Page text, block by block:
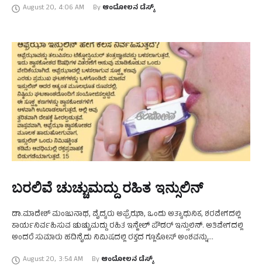
ಗಿರುವುದರಿಂದ …
August 20, 4:06 AM By ಆಂದೋಲನ ಡೆಸ್ಕ್
ಬರಲಿವೆ ಚುಚ್ಚುಮದ್ದು ರಹಿತ ಇನ್ಸುಲಿನ್
ಡಾ.ಮಾದೇಶ್ ಮಂಜುನಾಥ, ವೈದ್ಯರು ಅಫ್ರೆಝಾ, ಒಂದು ಅತ್ಯಾಧುನಿಕ, ಶರವೇಗದಲ್ಲಿ
ಕಾರ್ಯನಿರ್ವಹಿಸುವ ಚುಚ್ಚುಮದ್ದು ರಹಿತ ಇನ್ಹೇಲ್ ಪೌಡರ್ ಇನ್ಸುಲಿನ್. ಅತಿವೇಗದಲ್ಲಿ
ಅಂದರೆ ಸುಮಾರು ಹದಿನೈದು ನಿಮಿಷದಲ್ಲಿ ರಕ್ತದ ಗ್ಲೂಕೋಸ್ ಅಂಶವನ್ನು
ಉಸಿರಿನ ಮುಖಾಂತರ ಪುಡಿಯ …
August 20, 3:54 AM By ಆಂದೋಲನ ಡೆಸ್ಕ್